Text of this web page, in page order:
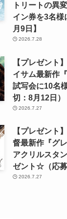
トリートの異
イン券を3名
月9日】
2026.7.28
【プレゼント
イサム最新作
試写会に10名
切：8月12日）
2026.7.27
【プレゼント
督最新作『グ
アクリルスタ
ゼント☆（応募
2026.7.27